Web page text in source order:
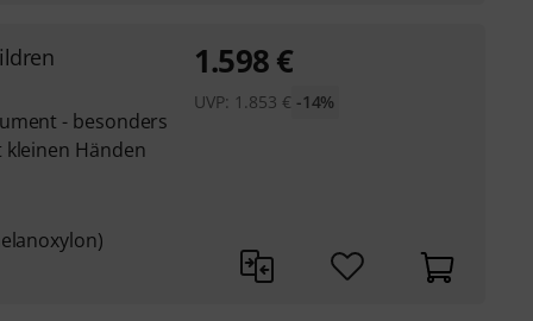
- besonders
Händen
1.598€
UVP: 1.853 € -14%